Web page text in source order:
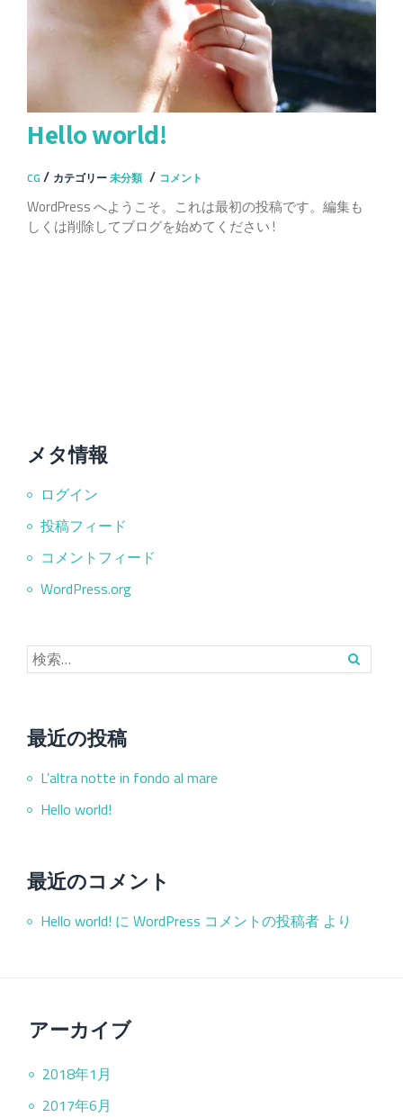
Hello world!
CG / カテゴリー未分類 / コメント
WordPress へようこそ。これは最初の投稿です。編集も
しくは削除してブログを始めてください !
メタ情報
ログイン
投稿フィード
コメントフィード
WordPress.org
最近の投稿
L’altra notte in fondo al mare
Hello world!
最近のコメント
Hello world! に WordPress コメントの投稿者 より
アーカイブ
2018年1月
2017年6月